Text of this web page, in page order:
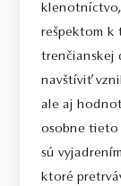
klenotníctvo,
rešpektom k
trenčianskej
navštíviť
ale aj
osobne tieto
sú
ktoré